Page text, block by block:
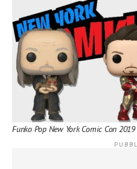
Funko Pop New York Comic Con 2019